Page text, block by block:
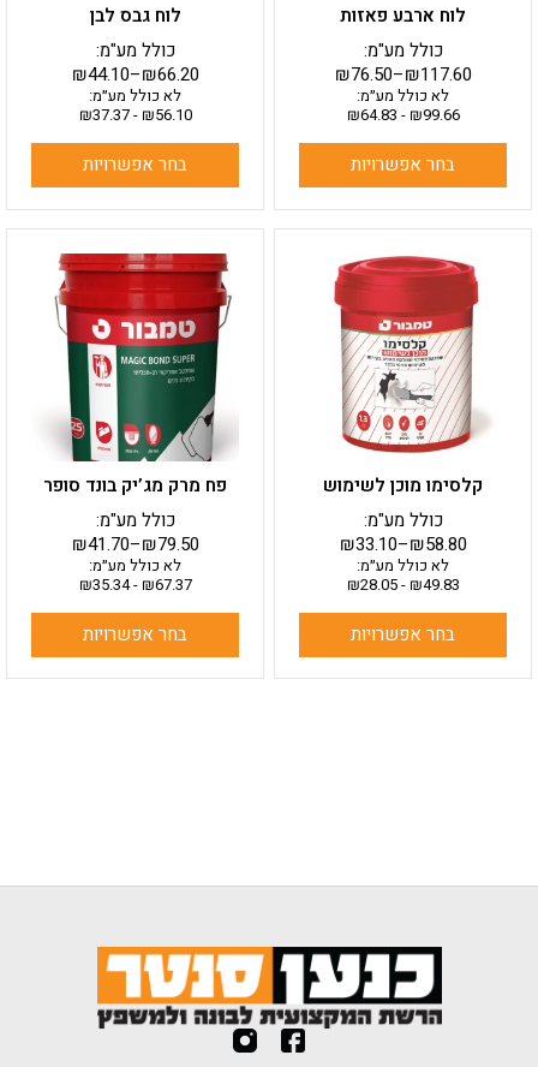
לוח ארבע פאזות
₪76.50–₪117.60
כולל מע"מ:
לא כולל מע״מ:
₪99.66
-
₪64.83
בחר אפשרויות
המוצר
לוח גבס לבן
₪44.10–₪66.20
כולל מע"מ:
לא כולל מע״מ:
₪56.10
-
₪37.37
בחר אפשרויות
המוצר
קלסימו מוכן לשימוש
₪33.10–₪58.80
כולל מע"מ:
לא כולל מע״מ:
₪49.83
-
₪28.05
בחר אפשרויות
זה
מספר
סוגים.
ניתן
לבחור
את
האפשרויות
המוצר
פח מרק מג’יק בונד סופר
₪41.70–₪79.50
כולל מע"מ:
לא כולל מע״מ:
₪67.37
-
₪35.34
בחר אפשרויות
זה
יש
מספר
סוגים.
ניתן
לבחור
את
האפשרויות
בעמוד
המוצר